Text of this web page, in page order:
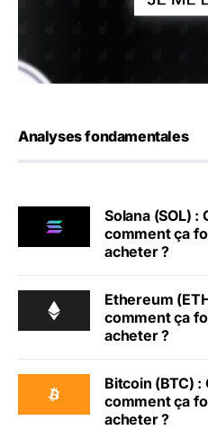
Analyses fondamentales
Solana (SOL) :
comment ça
acheter ?
Ethereum
comment ça
acheter ?
Bitcoin (BTC) :
comment ça
acheter ?